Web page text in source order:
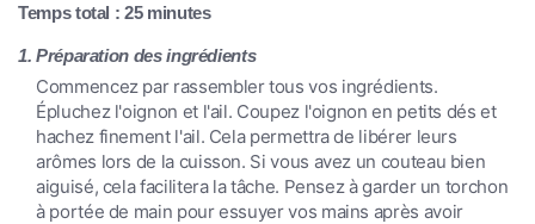
Temps total : 25 minutes
1. Préparation des ingrédients
Commencez par rassembler tous vos ingrédients.
Épluchez l'oignon et l'ail. Coupez l'oignon en petits dés et
hachez finement l'ail. Cela permettra de libérer leurs
arômes lors de la cuisson. Si vous avez un couteau bien
aiguisé, cela facilitera la tâche. Pensez à garder un torchon
à portée de main pour essuyer vos mains après avoir